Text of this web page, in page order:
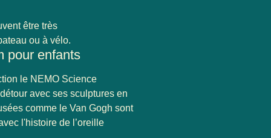
être très
ou à vélo.
pour enfants
le NEMO Science
avec ses sculptures en
comme le Van Gogh sont
l'histoire de l’oreille